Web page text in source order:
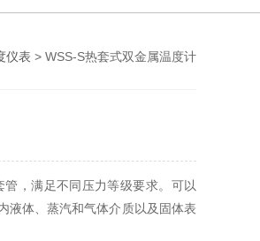
仪表 > WSS-S热套式双金属温度计
，满足不同压力等级要求。可以
体、蒸汽和气体介质以及固体表